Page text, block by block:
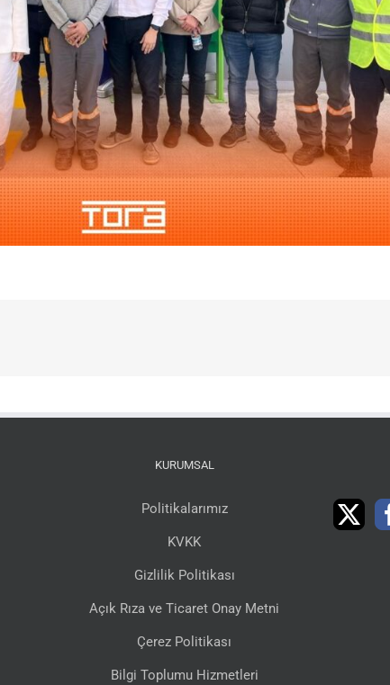
KURUMSAL
Politikalarımız
KVKK
Gizlilik Politikası
Açık Rıza ve Ticaret Onay Metni
Çerez Politikası
Bilgi Toplumu Hizmetleri